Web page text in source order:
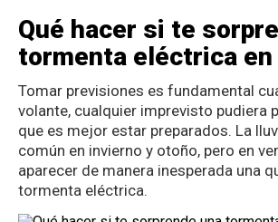
Qué hacer si te
tormenta eléctrica en
Tomar previsiones es fundamental
volante, cualquier imprevisto pudiera
que es mejor estar preparados. La
común en invierno y otoño, pero en
aparecer de manera inesperada una
tormenta eléctrica.